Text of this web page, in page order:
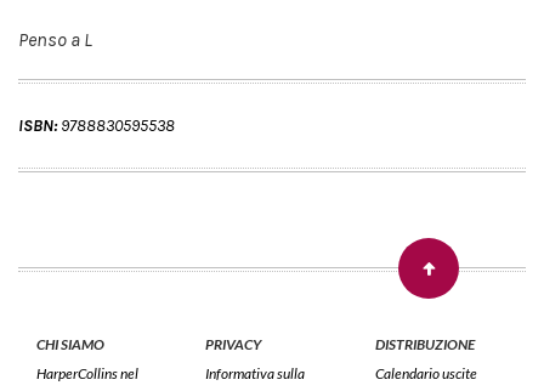
Penso a L
ISBN:9788830595538
CHI SIAMO
HarperCollins nel
PRIVACY
Informativa sulla
DISTRIBUZIONE
Calendario uscite